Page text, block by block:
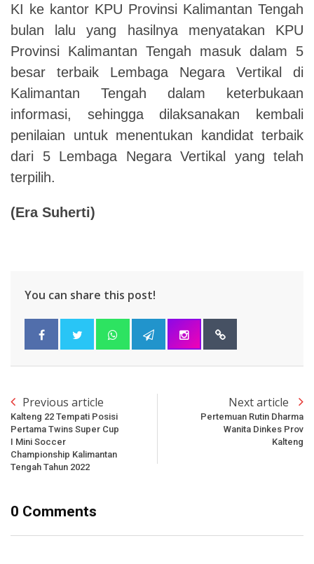
KI ke kantor KPU Provinsi Kalimantan Tengah
bulan lalu yang hasilnya menyatakan KPU
Provinsi Kalimantan Tengah masuk dalam 5
besar terbaik Lembaga Negara Vertikal di
Kalimantan Tengah dalam keterbukaan
informasi, sehingga dilaksanakan kembali
penilaian untuk menentukan kandidat terbaik
dari 5 Lembaga Negara Vertikal yang telah
terpilih.
(Era Suherti)
You can share this post!
Previous article
Kalteng 22 Tempati Posisi
Pertama Twins Super Cup
I Mini Soccer
Championship Kalimantan
Tengah Tahun 2022
Next article
Pertemuan Rutin Dharma
Wanita Dinkes Prov
Kalteng
0 Comments